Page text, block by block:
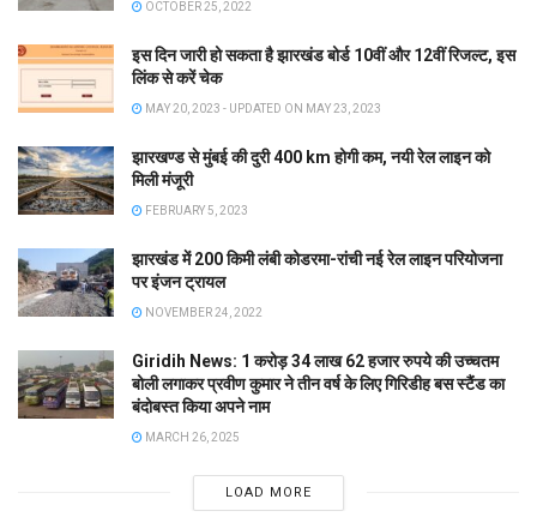
OCTOBER 25, 2022
इस दिन जारी हो सकता है झारखंड बोर्ड 10वीं और 12वीं रिजल्ट, इस
लिंक से करें चेक
MAY 20, 2023 - UPDATED ON MAY 23, 2023
झारखण्ड से मुंबई की दुरी 400 km होगी कम, नयी रेल लाइन को
मिली मंजूरी
FEBRUARY 5, 2023
झारखंड में 200 किमी लंबी कोडरमा-रांची नई रेल लाइन परियोजना
पर इंजन ट्रायल
NOVEMBER 24, 2022
Giridih News: 1 करोड़ 34 लाख 62 हजार रुपये की उच्चतम
बोली लगाकर प्रवीण कुमार ने तीन वर्ष के लिए गिरिडीह बस स्टैंड का
बंदोबस्त किया अपने नाम
MARCH 26, 2025
LOAD MORE